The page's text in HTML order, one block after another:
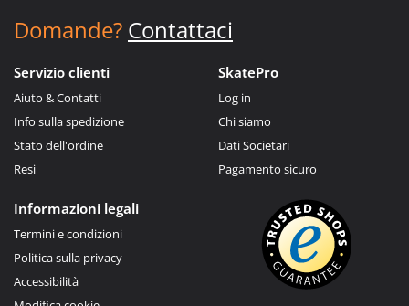
Domande? Contattaci
Servizio clienti
Aiuto & Contatti
Info sulla spedizione
Stato dell'ordine
Resi
SkatePro
Log in
Chi siamo
Dati Societari
Pagamento sicuro
Informazioni legali
Termini e condizioni
Politica sulla privacy
Accessibilità